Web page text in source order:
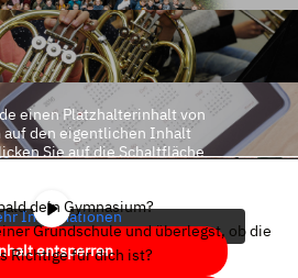
einen Platzhalterinhalt von
auf den eigentlichen Inhalt
Sie auf die Schaltfläche
Informationen
entsperren
dein Gymnasium?
Grundschule und überlegst, ob die
Richtige für dich ist?